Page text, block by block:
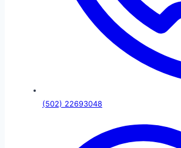
(502) 22693048